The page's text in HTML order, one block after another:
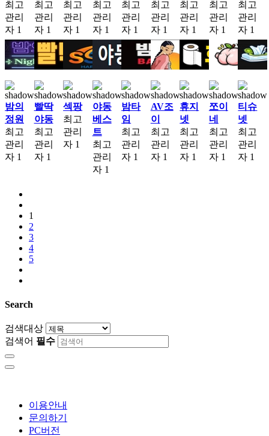
최고
관리
자 1
최고
관리
자 1
최고
관리
자 1
최고
관리
자 1
최고
관리
자 1
최고
관리
자 1
최고
관리
자 1
최고
관리
자 1
최고
관리
자 1
밤의
정원
최고
관리
자 1
빨딱
야동
최고
관리
자 1
섹팡
최고
관리
자 1
야동
베스
트
최고
관리
자 1
밤타
임
최고
관리
자 1
AV조
이
최고
관리
자 1
휴지
넷
최고
관리
자 1
쪼이
네
최고
관리
자 1
티슈
넷
최고
관리
자 1
1
2
3
4
5
Search
검색대상
검색어 필수
이용안내
문의하기
PC버전